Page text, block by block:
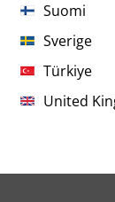
Suomi
Sverige
Türkiye
United